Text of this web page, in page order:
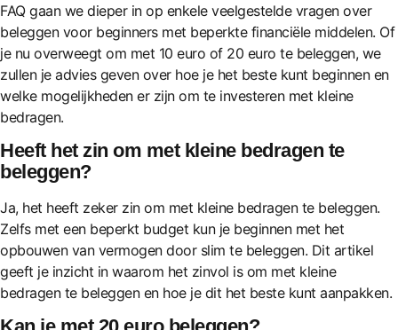
FAQ gaan we dieper in op enkele veelgestelde vragen over
beleggen voor beginners met beperkte financiële middelen. Of
je nu overweegt om met 10 euro of 20 euro te beleggen, we
zullen je advies geven over hoe je het beste kunt beginnen en
welke mogelijkheden er zijn om te investeren met kleine
bedragen.
Heeft het zin om met kleine bedragen te
beleggen?
Ja, het heeft zeker zin om met kleine bedragen te beleggen.
Zelfs met een beperkt budget kun je beginnen met het
opbouwen van vermogen door slim te beleggen. Dit artikel
geeft je inzicht in waarom het zinvol is om met kleine
bedragen te beleggen en hoe je dit het beste kunt aanpakken.